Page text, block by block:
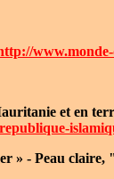
et en
» - Peau